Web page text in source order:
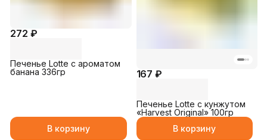
272 ₽
Печенье Lotte с ароматом
банана 336гр
В корзину
167 ₽
Печенье Lotte c кунжутом
«Harvest Original» 100гр
В корзину